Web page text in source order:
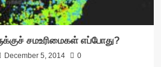
சமஉரிமைகள் எப்போது?
December 5, 2014 0